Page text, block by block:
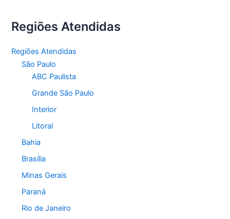
Regiões Atendidas
Regiões Atendidas
São Paulo
ABC Paulista
Grande São Paulo
Interior
Litoral
Bahia
Brasília
Minas Gerais
Paraná
Rio de Janeiro